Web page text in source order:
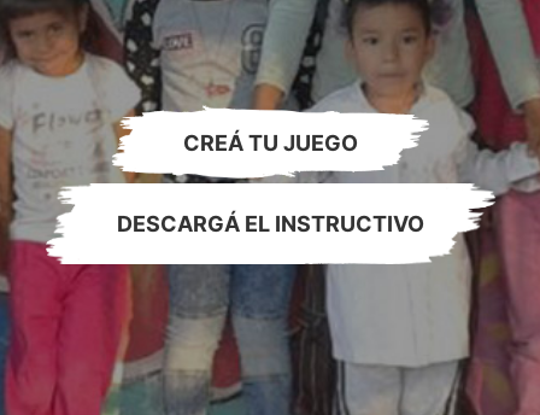
CREÁ TU JUEGO
DESCARGÁ EL INSTRUCTIVO